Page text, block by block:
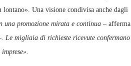
Una visione condivisa anche dagli
promozione mirata e continua – afferma
Le migliaia di richieste ricevute confermano